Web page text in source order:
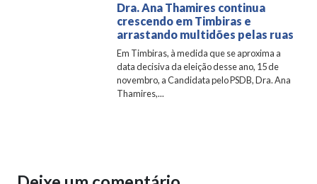
Dra. Ana Thamires continua
crescendo em Timbiras e
arrastando multidões pelas ruas
Em Timbiras, à medida que se aproxima a
data decisiva da eleição desse ano, 15 de
novembro, a Candidata pelo PSDB, Dra. Ana
Thamires,...